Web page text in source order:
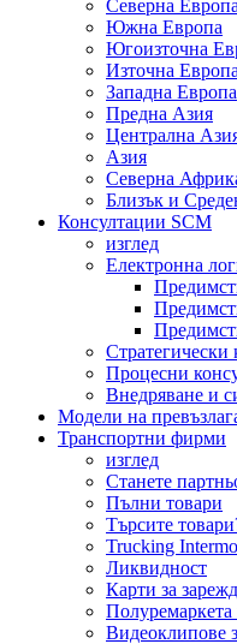
Северна Европа
Южна Европа
Югоизточна
Източна Европа
Западна Европа
Предна Азия
Централна
Азия
Северна
Близък и
Консултации SCM
изглед
Електронна
Стратегически
Процесни
Внедряване и
Модели на
Транспортни фирми
изглед
Станете
Пълни товари
Търсите
Trucking
Ликвидност
Карти за
Видеоклипове